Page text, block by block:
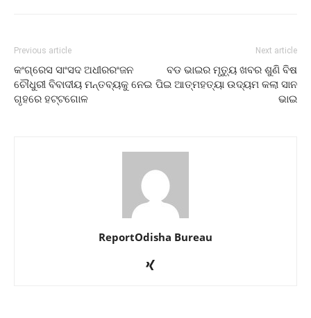
Previous article
କଂଗ୍ରେସ ସାଂସଦ ଅଧୀରରଂଜନ
ଚୌଧୁରୀ ବିବାଦୀୟ ମନ୍ତବ୍ୟକୁ ନେଇ
ଗୃହରେ ହଟ୍ଟଗୋଳ
Next article
ବଡ ଭାଇର ମୃତ୍ୟୁ ଖବର ଶୁଣି ବିଷ
ପିଇ ଆତ୍ମହତ୍ୟା ଉଦ୍ୟମ କଲା ସାନ
ଭାଇ
ReportOdisha Bureau